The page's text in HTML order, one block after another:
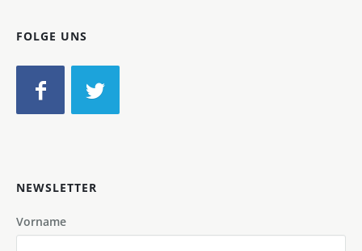
FOLGE UNS
NEWSLETTER
Vorname